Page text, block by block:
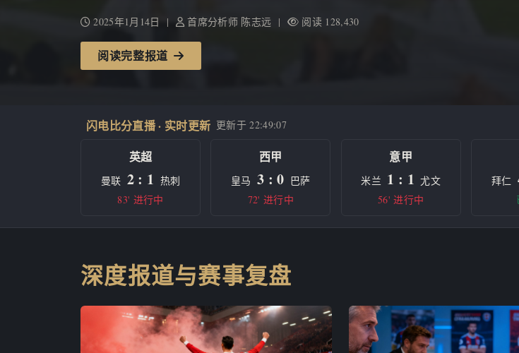
2025年1月14日 | 首席分析师 陈志远 | 阅读 128,430
阅读完整报道
闪电比分直播 · 实时更新 更新于22:49:07
英超
曼联 2 : 1 热刺
83' 进行中
西甲
皇马 3 : 0 巴萨
72' 进行中
意甲
米兰 1 : 1 尤文
56' 进行中
拜仁
深度报道与赛事复盘